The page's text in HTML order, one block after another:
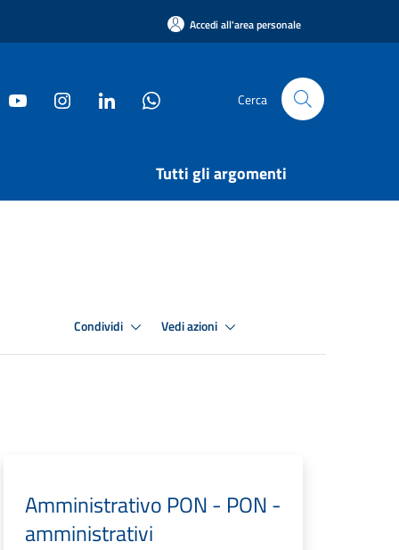
Accedi all'area personale
Cerca
Tutti gli argomenti
Condividi Vedi azioni
Amministrativo PON - PON -
amministrativi